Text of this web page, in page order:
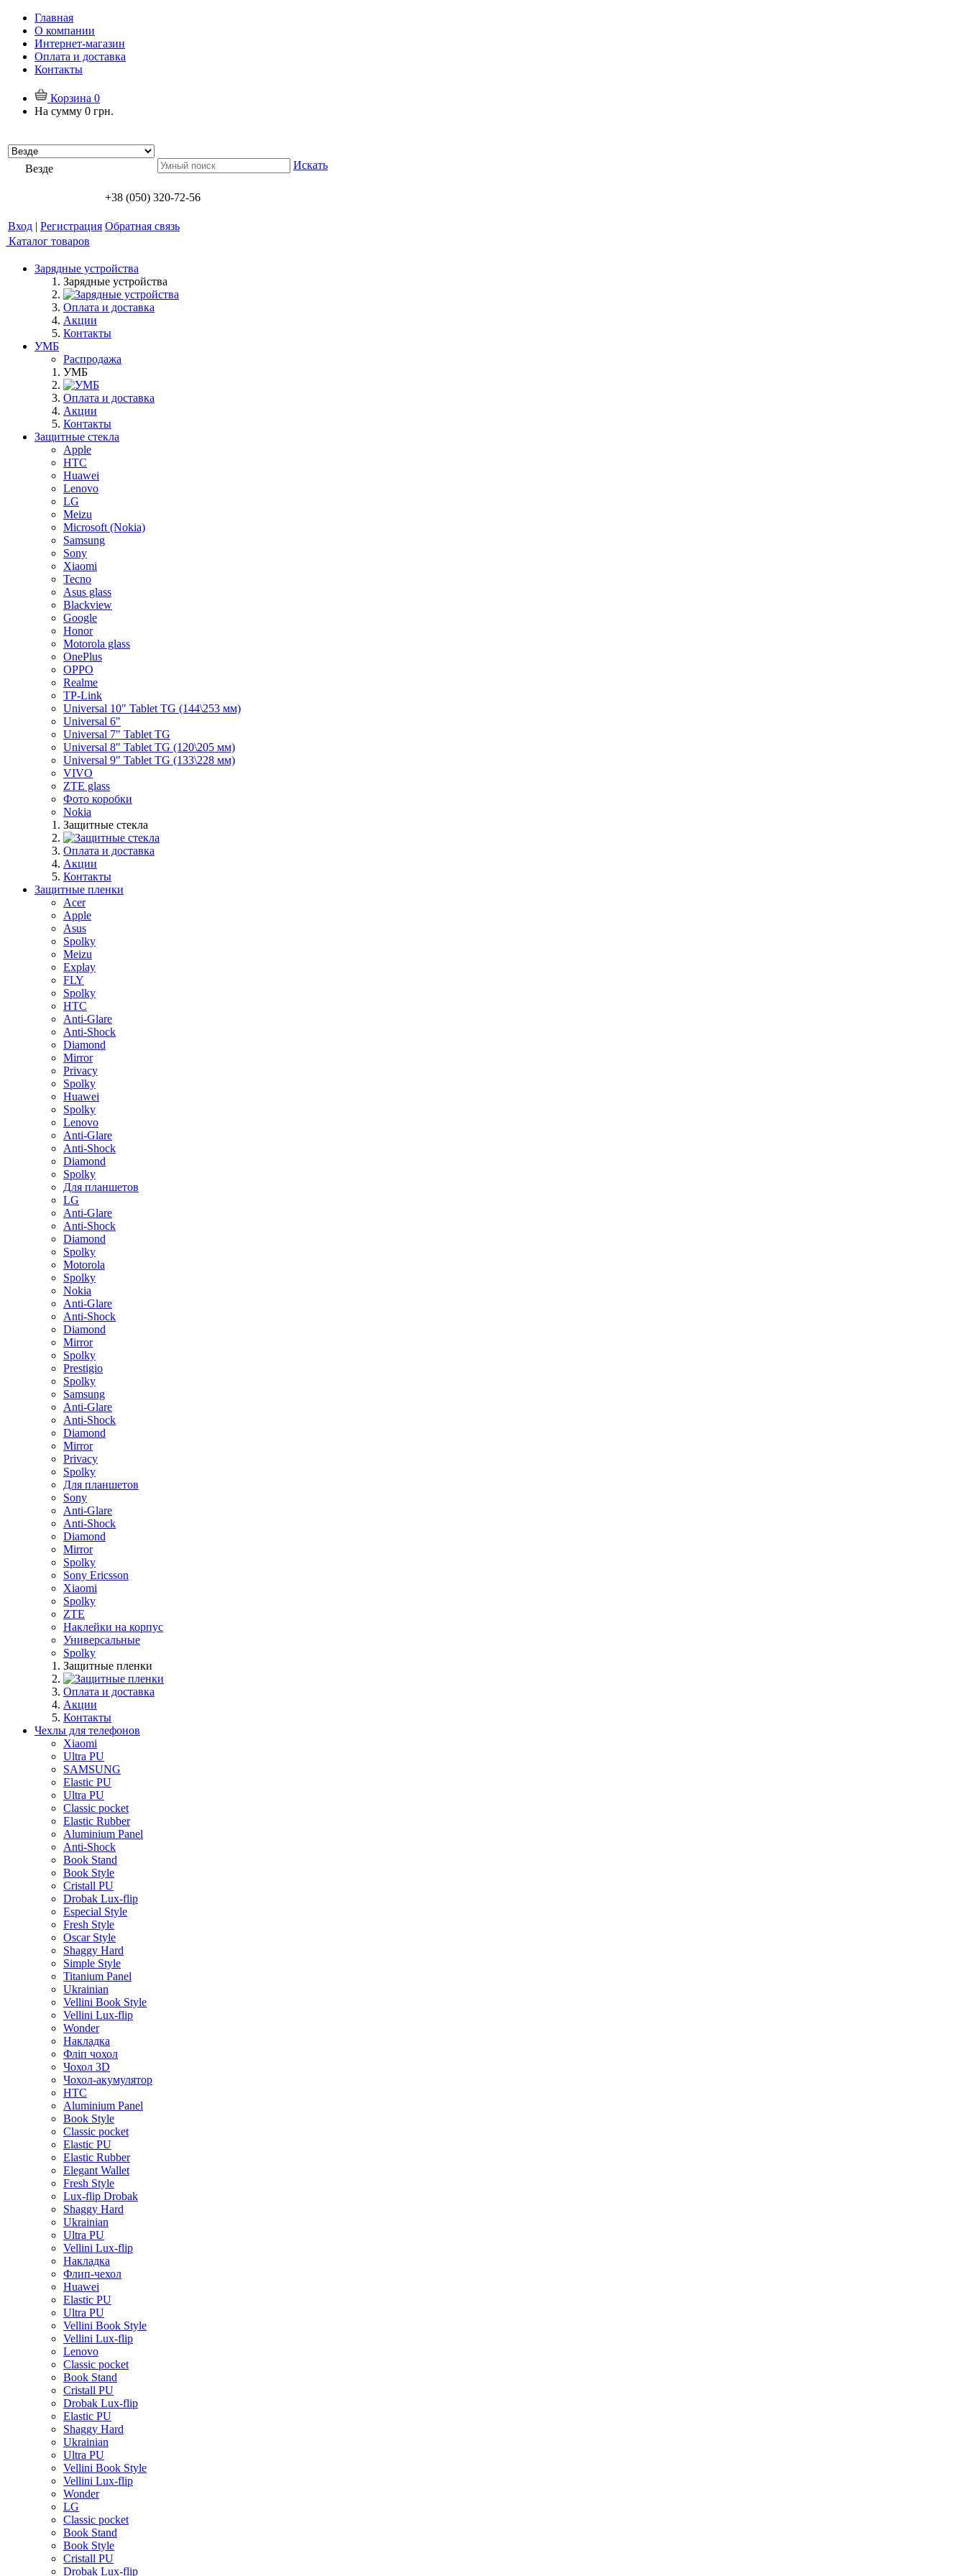
Главная
О компании
Интернет-магазин
Оплата и доставка
Контакты
Корзина 0
На сумму 0 грн.
Везде Искать
+38 (050) 320-72-56
Вход | Регистрация Обратная связь
Каталог товаров
Зарядные устройства
Зарядные устройства
Оплата и доставка
Акции
Контакты
УМБ
Распродажа
УМБ
Оплата и доставка
Акции
Контакты
Защитные стекла
Apple
HTC
Huawei
Lenovo
LG
Meizu
Microsoft (Nokia)
Samsung
Sony
Xiaomi
Tecno
Asus glass
Blackview
Google
Honor
Motorola glass
OnePlus
OPPO
Realme
TP-Link
Universal 10" Tablet TG (144\253 мм)
Universal 6"
Universal 7" Tablet TG
Universal 8" Tablet TG (120\205 мм)
Universal 9" Tablet TG (133\228 мм)
VIVO
ZTE glass
Фото коробки
Nokia
Защитные стекла
Оплата и доставка
Акции
Контакты
Защитные пленки
Acer
Apple
Asus
Spolky
Meizu
Explay
FLY
Spolky
HTC
Anti-Glare
Anti-Shock
Diamond
Mirror
Privacy
Spolky
Huawei
Spolky
Lenovo
Anti-Glare
Anti-Shock
Diamond
Spolky
Для планшетов
LG
Anti-Glare
Anti-Shock
Diamond
Spolky
Motorola
Spolky
Nokia
Anti-Glare
Anti-Shock
Diamond
Mirror
Spolky
Prestigio
Spolky
Samsung
Anti-Glare
Anti-Shock
Diamond
Mirror
Privacy
Spolky
Для планшетов
Sony
Anti-Glare
Anti-Shock
Diamond
Mirror
Spolky
Sony Ericsson
Xiaomi
Spolky
ZTE
Наклейки на корпус
Универсальные
Spolky
Защитные пленки
Оплата и доставка
Акции
Контакты
Чехлы для телефонов
Xiaomi
Ultra PU
SAMSUNG
Elastic PU
Ultra PU
Classic pocket
Elastic Rubber
Aluminium Panel
Anti-Shock
Book Stand
Book Style
Cristall PU
Drobak Lux-flip
Especial Style
Fresh Style
Oscar Style
Shaggy Hard
Simple Style
Titanium Panel
Ukrainian
Vellini Book Style
Vellini Lux-flip
Wonder
Накладка
Фліп чохол
Чохол 3D
Чохол-акумулятор
HTC
Aluminium Panel
Book Style
Classic pocket
Elastic PU
Elastic Rubber
Elegant Wallet
Fresh Style
Lux-flip Drobak
Shaggy Hard
Ukrainian
Ultra PU
Vellini Lux-flip
Накладка
Флип-чехол
Huawei
Elastic PU
Ultra PU
Vellini Book Style
Vellini Lux-flip
Lenovo
Classic pocket
Book Stand
Cristall PU
Drobak Lux-flip
Elastic PU
Shaggy Hard
Ukrainian
Ultra PU
Vellini Book Style
Vellini Lux-flip
Wonder
LG
Classic pocket
Book Stand
Book Style
Cristall PU
Drobak Lux-flip